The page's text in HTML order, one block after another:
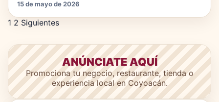
15 de mayo de 2026
Paginación de entradas
1 2 Siguientes
ANÚNCIATE AQUÍ
Promociona tu negocio, restaurante, tienda o
experiencia local en Coyoacán.